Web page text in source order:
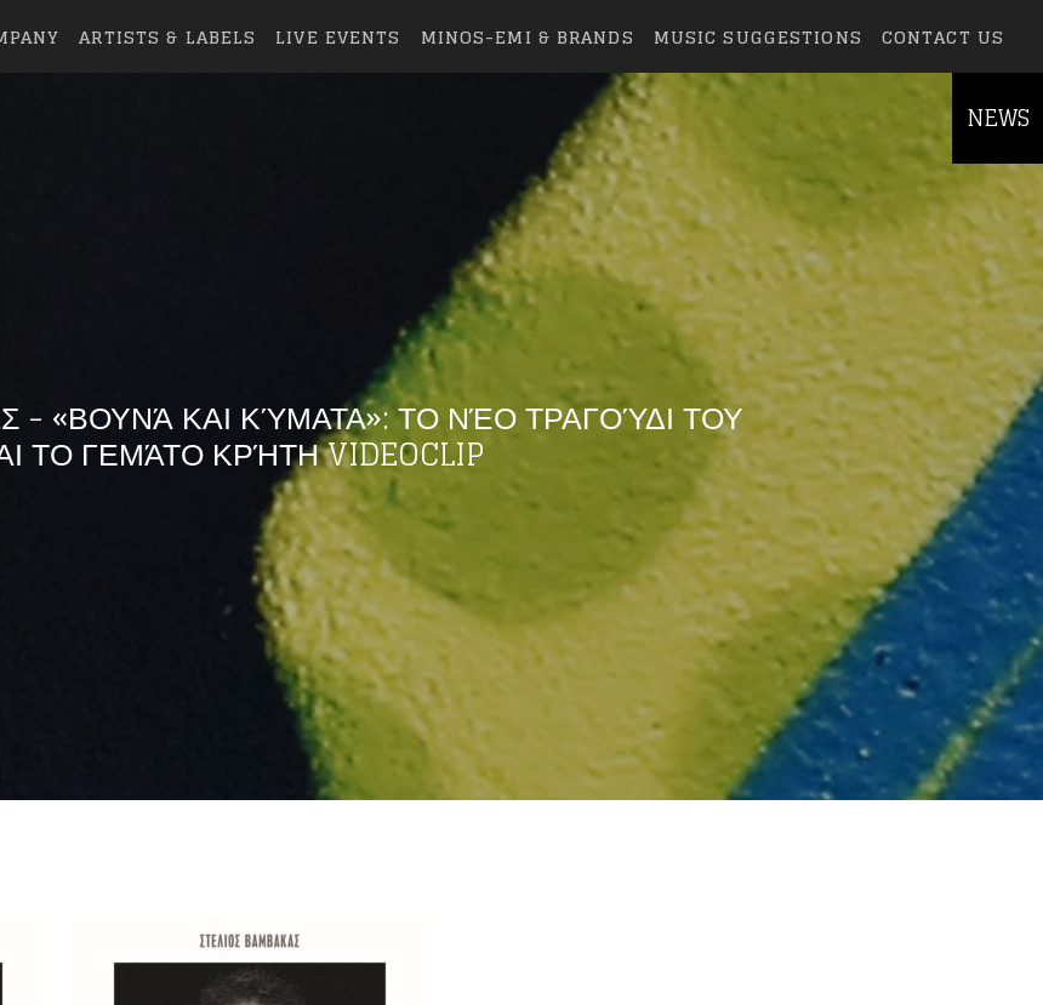
ARTISTS & LABELS LIVE EVENTS MINOS-EMI & BRANDS MUSIC SUGGESTIONS CONTACT US
- «ΒΟΥΝΆ ΚΑΙ ΚΎΜΑΤΑ»: ΤΟ ΝΈΟ ΤΡΑΓΟΎΔΙ ΤΟΥ
ΤΟ ΓΕΜΆΤΟ ΚΡΉΤΗ VIDEOCLIP
NEWS
your favorite artists before everyone else.